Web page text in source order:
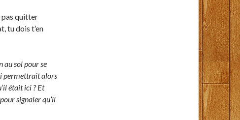
pas quitter
tu dois t’en
au sol pour se
permettrait alors
était ici ? Et
signaler qu’il